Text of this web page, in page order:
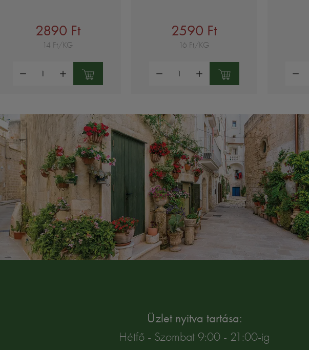
2890 Ft
14 Ft/KG
2590 Ft
16 Ft/KG
Üzlet nyitva tartása:
Hétfő - Szombat 9:00 - 21:00-ig